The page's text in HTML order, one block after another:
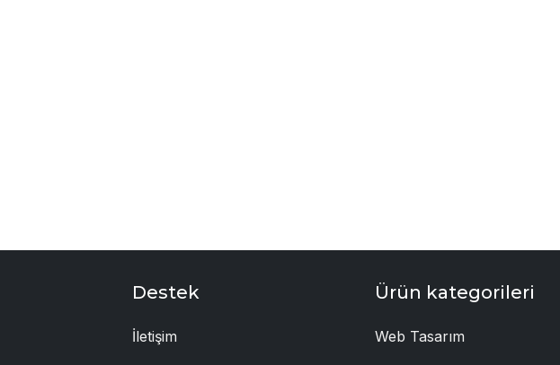
Destek
İletişim
Ürün kategorileri
Web Tasarım